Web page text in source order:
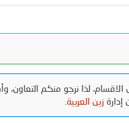
لذا نرجو منكم
إدارةزين العربية